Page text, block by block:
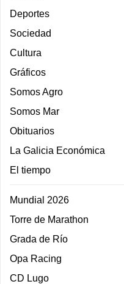
Deportes
Sociedad
Cultura
Gráficos
Somos Agro
Somos Mar
Obituarios
La Galicia Económica
El tiempo
Mundial 2026
Torre de Marathon
Grada de Río
Opa Racing
CD Lugo